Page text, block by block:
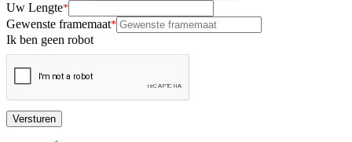
Uw Lengte
Gewenste framemaat
Ik ben geen robot
Versturen